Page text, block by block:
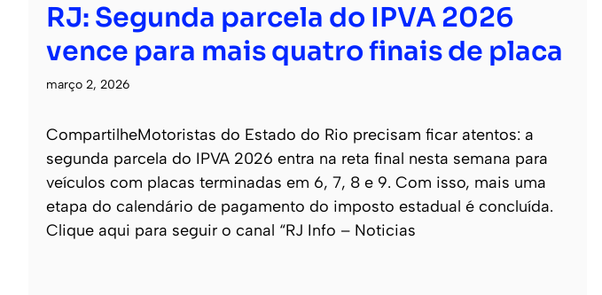
RJ: Segunda parcela do IPVA 2026
vence para mais quatro finais de placa
março 2, 2026
CompartilheMotoristas do Estado do Rio precisam ficar atentos: a
segunda parcela do IPVA 2026 entra na reta final nesta semana para
veículos com placas terminadas em 6, 7, 8 e 9. Com isso, mais uma
etapa do calendário de pagamento do imposto estadual é concluída.
Clique aqui para seguir o canal “RJ Info – Noticias